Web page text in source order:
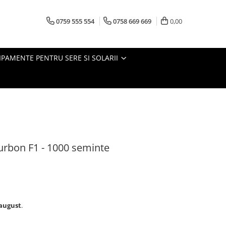
0759 555 554 0758 669 669 0,00
PENTRU SERE SI SOLARII
F1 - 1000 seminte
.